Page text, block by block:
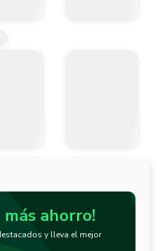
más ahorro!
y lleva el mejor